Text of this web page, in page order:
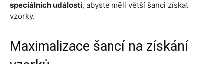
speciálních událostí, abyste měli větší šanci získat
vzorky.
Maximalizace šancí na získání